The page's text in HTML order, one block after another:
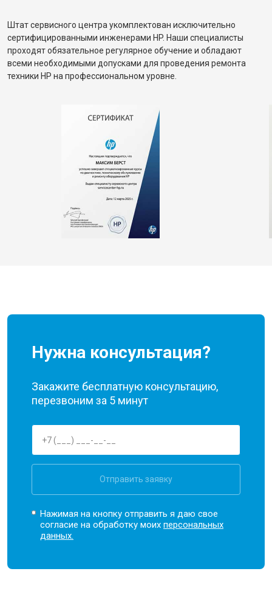
Штат сервисного центра укомплектован исключительно
сертифицированными инженерами HP. Наши специалисты
проходят обязательное регулярное обучение и обладают
всеми необходимыми допусками для проведения ремонта
техники HP на профессиональном уровне.
Нужна консультация?
Закажите бесплатную консультацию,
перезвоним за 5 минут
Отправить заявку
Нажимая на кнопку отправить я даю свое
согласие на обработку моихперсональных
данных.